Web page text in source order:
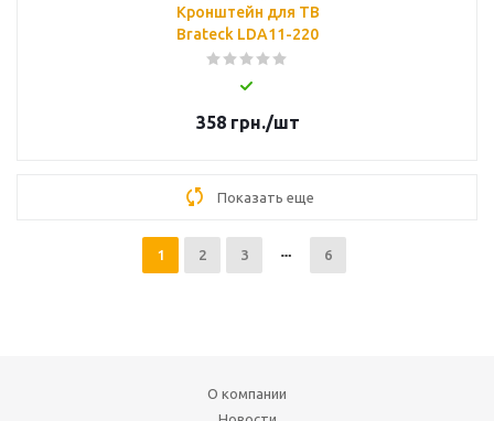
Кронштейн для ТВ
Brateck LDA11-220
358грн./шт
Показать еще
1 2 3 6
О компании